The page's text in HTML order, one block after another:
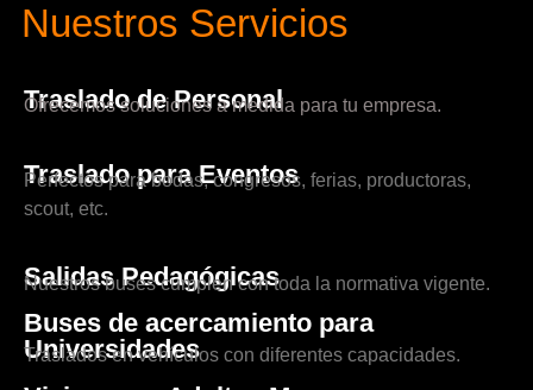
Nuestros Servicios
Traslado de Personal
Ofrecemos soluciones a medida para tu empresa.
Traslado para Eventos
Perfectos para bodas, congresos, ferias, productoras,
scout, etc.
Salidas Pedagógicas
Nuestros buses cumplen con toda la normativa vigente.
Buses de acercamiento para
Universidades
Traslados en vehículos con diferentes capacidades.